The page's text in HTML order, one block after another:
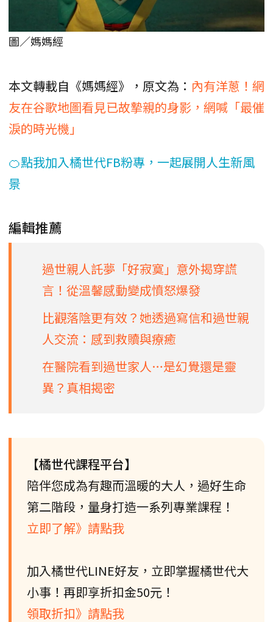
圖／媽媽經
本文轉載自《媽媽經》，原文為： 內有洋蔥！網
友在谷歌地圖看見已故摯親的身影，網喊「最催
淚的時光機」
🍊點我加入橘世代FB粉專，一起展開人生新風
景
編輯推薦
過世親人託夢「好寂寞」意外揭穿謊
言！從溫馨感動變成憤怒爆發
比觀落陰更有效？她透過寫信和過世親
人交流：感到救贖與療癒
在醫院看到過世家人…是幻覺還是靈
異？真相揭密
【橘世代課程平台】
陪伴您成為有趣而溫暖的大人，過好生命
第二階段，量身打造一系列專業課程！
立即了解》請點我
加入橘世代LINE好友，立即掌握橘世代大
小事！再即享折扣金50元！
領取折扣》請點我